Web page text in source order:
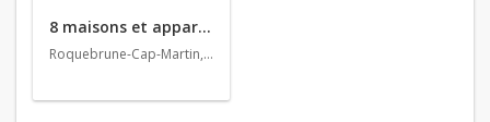
8 maisons et appartements en vente
Roquebrune-Cap-Martin, Cap-d'Ail, La Turbie